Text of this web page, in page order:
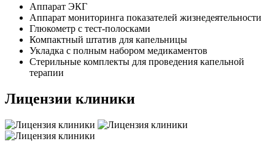
Аппарат ЭКГ
Аппарат мониторинга показателей жизнедеятельности
Глюкометр с тест-полосками
Компактный штатив для капельницы
Укладка с полным набором медикаментов
Стерильные комплекты для проведения капельной
терапии
Лицензии клиники